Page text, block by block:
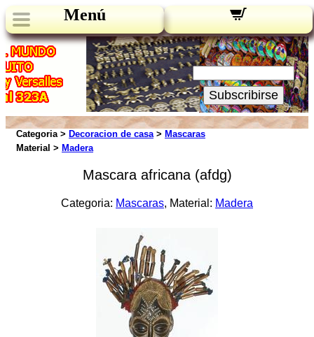
Menú
Novedades:
Su Email:
Subscribirse
Categoria > Decoracion de casa> Mascaras
Material > Madera
Mascara africana (afdg)
Categoria: Mascaras, Material: Madera